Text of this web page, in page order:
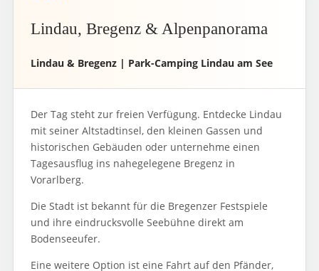
Lindau, Bregenz & Alpenpanorama
Lindau & Bregenz | Park-Camping Lindau am See
Der Tag steht zur freien Verfügung. Entdecke Lindau
mit seiner Altstadtinsel, den kleinen Gassen und
historischen Gebäuden oder unternehme einen
Tagesausflug ins nahegelegene Bregenz in
Vorarlberg.
Die Stadt ist bekannt für die Bregenzer Festspiele
und ihre eindrucksvolle Seebühne direkt am
Bodenseeufer.
Eine weitere Option ist eine Fahrt auf den Pfänder,